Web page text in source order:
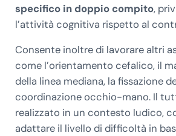
specifico in doppio compito,
l’attività cognitiva rispetto al
Consente inoltre di lavorare altri
come l’orientamento cefalico, il
della linea mediana, la fissazione
coordinazione occhio-mano. Il
realizzato in un contesto ludico,
adattare il livello di difficoltà in